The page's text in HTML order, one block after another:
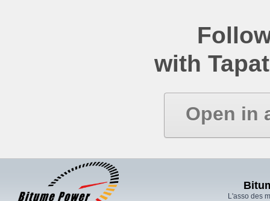
with
Open in
L'asso des